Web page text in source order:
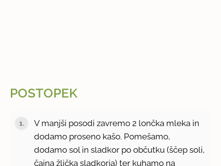
POSTOPEK
V manjši posodi zavremo 2 lončka mleka in
dodamo proseno kašo. Pomešamo,
dodamo sol in sladkor po občutku (ščep soli,
čajna žlička sladkorja) ter kuhamo na